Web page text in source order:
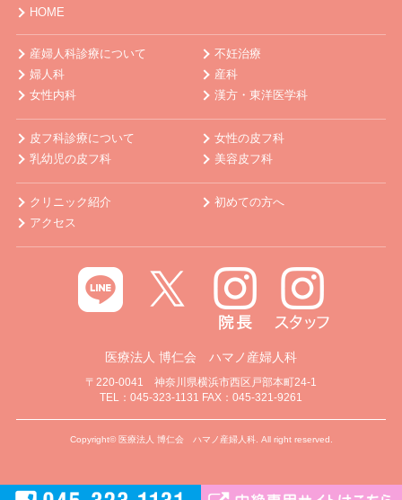
HOME
産婦人科診療について
不妊治療
婦人科
産科
女性内科
漢方・東洋医学科
皮フ科診療について
女性の皮フ科
乳幼児の皮フ科
美容皮フ科
クリニック紹介
初めての方へ
アクセス
医療法人 博仁会 ハマノ産婦人科
〒220-0041 神奈川県横浜市西区戸部本町24-1
TEL：045-323-1131 FAX：045-321-9261
Copyright© 医療法人 博仁会 ハマノ産婦人科. All right reserved.